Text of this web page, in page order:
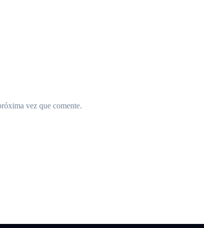
vez que comente.